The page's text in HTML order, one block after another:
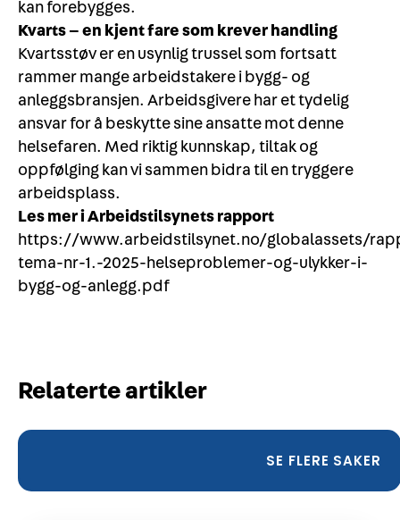
kan forebygges.
Kvarts – en kjent fare som krever handling
Kvartsstøv er en usynlig trussel som fortsatt
rammer mange arbeidstakere i bygg- og
anleggsbransjen. Arbeidsgivere har et tydelig
ansvar for å beskytte sine ansatte mot denne
helsefaren. Med riktig kunnskap, tiltak og
oppfølging kan vi sammen bidra til en tryggere
arbeidsplass.
Les mer i Arbeidstilsynets rapport
https://www.arbeidstilsynet.no/globalassets/
tema-nr-1.-2025-helseproblemer-og-ulykker-i-
bygg-og-anlegg.pdf
Relaterte artikler
SE FLERE SAKER